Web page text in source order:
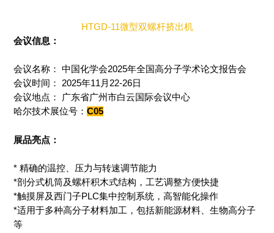
HTGD-11微型双螺杆挤出机
会议信息：
会议名称： 中国化学会2025年全国高分子学术论文报告会
会议时间： 2025年11月22-26日
会议地点： 广东省广州市白云国际会议中心
哈尔技术展位号：C05
展品亮点：
* 精确的温控、压力与转速调节能力
*剖分式机筒及螺杆积木式结构，工艺调整方便快捷
*触摸屏及西门子PLC集中控制系统，高智能化操作
*适用于多种高分子材料加工，包括新能源材料、生物高分子
等